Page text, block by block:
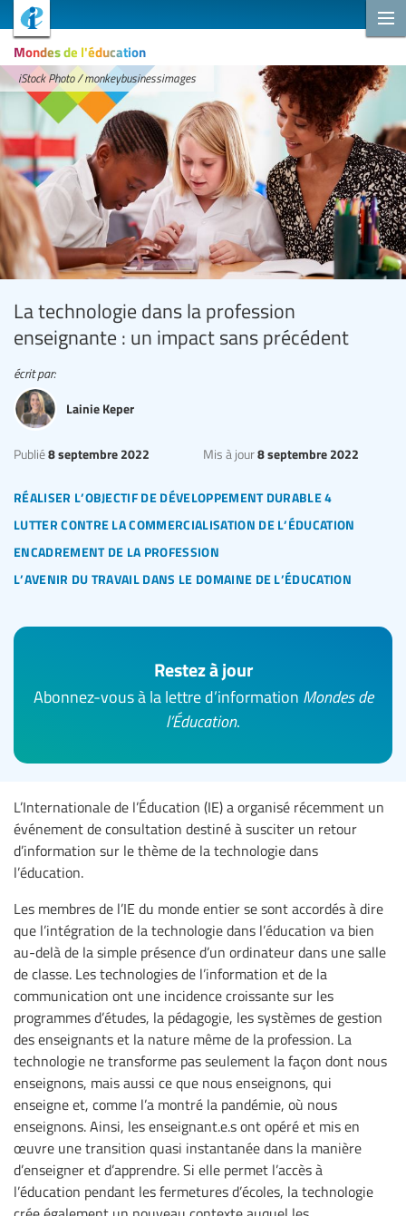
Mondes de l'éducation
iStock Photo / monkeybusinessimages
La technologie dans la profession
enseignante : un impact sans précédent
réaliser l’objectif de développement durable 4
lutter contre la commercialisation de l’éducation
encadrement de la profession
l’avenir du travail dans le domaine de l’éducation
Publié8 septembre 2022 Mis à jour8 septembre 2022
écrit par:
Lainie Keper
Restez à jour
Abonnez-vous à la lettre d’information Mondes de
l’Éducation.
L’Internationale de l’Éducation (IE) a organisé récemment un
événement de consultation destiné à susciter un retour
d’information sur le thème de la technologie dans
l’éducation.
Les membres de l’IE du monde entier se sont accordés à dire
que l’intégration de la technologie dans l’éducation va bien
au-delà de la simple présence d’un ordinateur dans une salle
de classe. Les technologies de l’information et de la
communication ont une incidence croissante sur les
programmes d’études, la pédagogie, les systèmes de gestion
des enseignants et la nature même de la profession. La
technologie ne transforme pas seulement la façon dont nous
enseignons, mais aussi ce que nous enseignons, qui
enseigne et, comme l’a montré la pandémie, où nous
enseignons. Ainsi, les enseignant.e.s ont opéré et mis en
œuvre une transition quasi instantanée dans la manière
d’enseigner et d’apprendre. Si elle permet l’accès à
l’éducation pendant les fermetures d’écoles, la technologie